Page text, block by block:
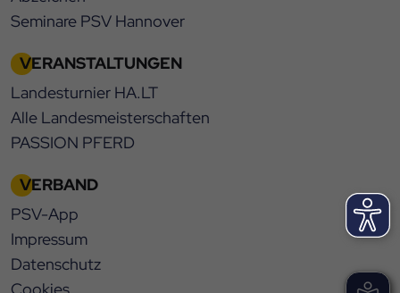
Seminare PSV Hannover
VERANSTALTUNGEN
Landesturnier HA.LT
Alle Landesmeisterschaften
PASSION PFERD
VERBAND
PSV-App
Impressum
Datenschutz